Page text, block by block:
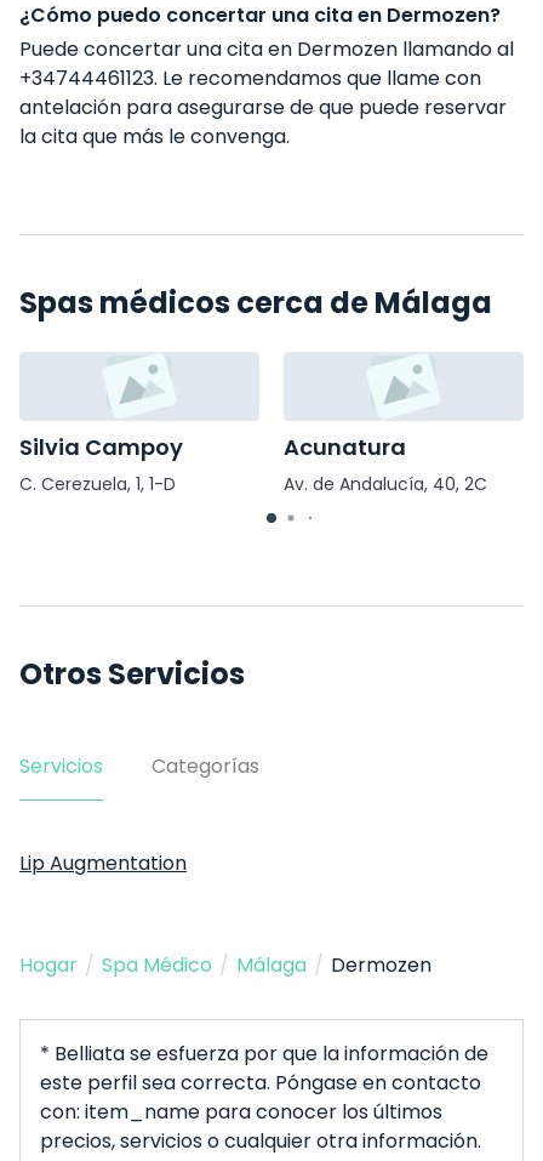
¿Cómo puedo concertar una cita en Dermozen?
Puede concertar una cita en Dermozen llamando al
+34744461123. Le recomendamos que llame con
antelación para asegurarse de que puede reservar
la cita que más le convenga.
Spas médicos cerca de Málaga
Silvia Campoy
C. Cerezuela, 1, 1-D
Acunatura
Av. de Andalucía, 40, 2C
Otros Servicios
Servicios Categorías
Lip Augmentation
Hogar / Spa Médico / Málaga / Dermozen
* Belliata se esfuerza por que la información de
este perfil sea correcta. Póngase en contacto
con: item_name para conocer los últimos
precios, servicios o cualquier otra información.